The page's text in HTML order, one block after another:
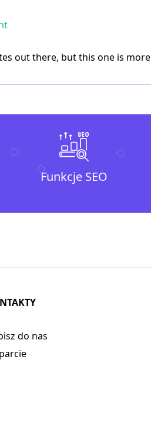
out there, but this one is
Funkcje SEO
do nas